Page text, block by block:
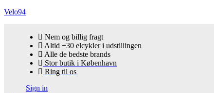
Velo94
Nem og billig fragt
Altid +30 elcykler i udstillingen
Alle de bedste brands
Stor butik i København
Ring til os
Sign in